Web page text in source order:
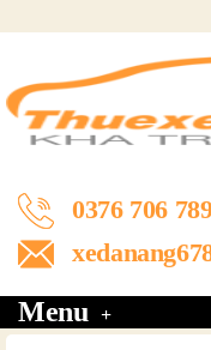
0376 706
Menu